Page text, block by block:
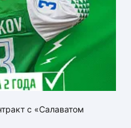
с «Салаватом